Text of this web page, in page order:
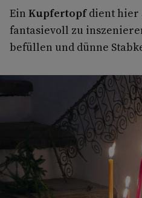
Ein Kupfertopfdient hier
fantasievoll zu
befüllen und dünne